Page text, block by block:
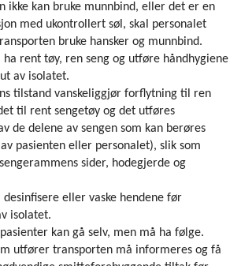
ikke kan bruke munnbind, eller det er en
med ukontrollert søl, skal personalet
bruke hansker og munnbind.
ha rent tøy, ren seng og utføre håndhygiene
av isolatet.
tilstand vanskeliggjør forflytning til ren
til rent sengetøy og det utføres
de delene av sengen som kan berøres
pasienten eller personalet), slik som
sider, hodegjerde og
desinfisere eller vaske hendene før
isolatet.
kan gå selv, men må ha følge.
utfører transporten må informeres og få